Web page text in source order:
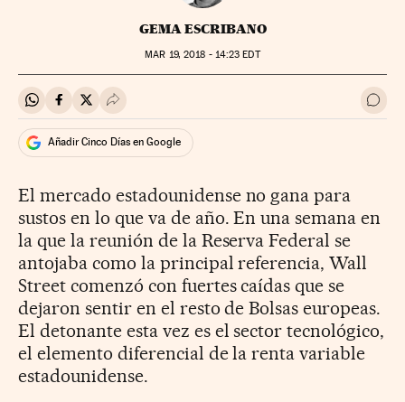
GEMA ESCRIBANO
MAR 19, 2018 - 14:23 EDT
Compartir en Whatsapp
Compartir en Facebook
Compartir en Twitter
Desplegar Redes Sociales Ir a
Añadir Cinco Días en Google
El mercado estadounidense no gana para
sustos en lo que va de año. En una semana en
la que la reunión de la Reserva Federal se
antojaba como la principal referencia, Wall
Street comenzó con fuertes caídas que se
dejaron sentir en el resto de Bolsas europeas.
El detonante esta vez es el sector tecnológico,
el elemento diferencial de la renta variable
estadounidense.